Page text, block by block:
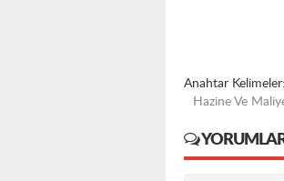
Anahtar Kelimeler:
Hazine Ve